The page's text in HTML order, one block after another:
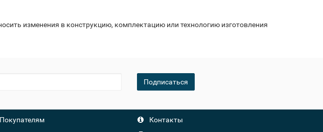
изменения в конструкцию, комплектацию или технологию изготовления
Подписаться
Покупателям
Контакты